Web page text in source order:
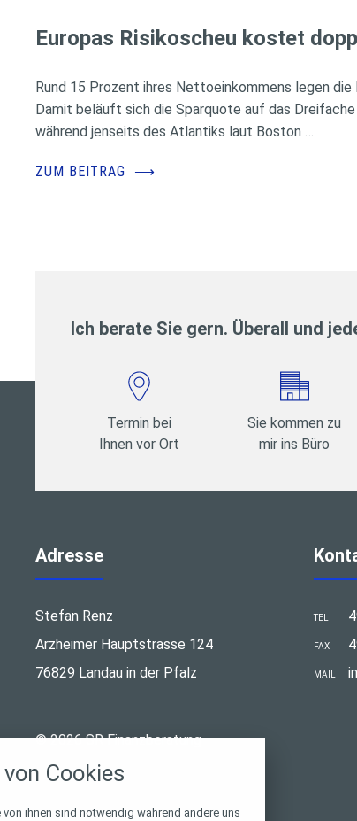
Europas Risikoscheu kostet
Rund 15 Prozent ihres Nettoeinkommens legen die
Damit beläuft sich die Sparquote auf das
während jenseits des Atlantiks laut Boston …
ZUM BEITRAG ⟶
Ich berate Sie gern. Überall und
Termin bei
Ihnen vor Ort
Sie kommen zu
mir ins Büro
Adresse
Stefan Renz
Arzheimer Hauptstrasse 124
76829 Landau in der Pfalz
TEL
FAX
MAIL
© 2026 SR Finanzberatung
Cookies
ihnen sind notwendig während andere uns
akzeptieren oder zu blockieren.
Notwendig